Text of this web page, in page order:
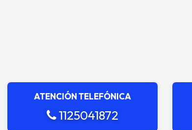
ATENCIÓN TELEFÓNICA
1125041872